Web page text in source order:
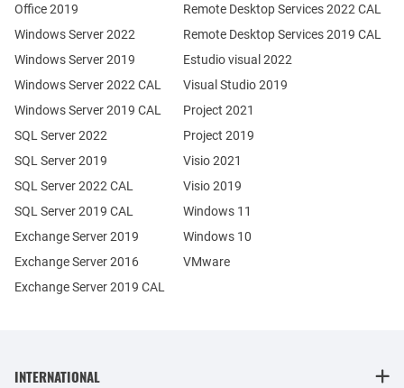
Office 2019
Windows Server 2022
Windows Server 2019
Exchange Server 2019
Exchange Server 2016
SQL Server 2022
SQL Server 2019
Windows Server 2022 CAL
Windows Server 2019 CAL
SQL Server 2022 CAL
SQL Server 2019 CAL
Remote Desktop Services 2022 CAL
Remote Desktop Services 2019 CAL
Exchange Server 2019 CAL
Estudio visual 2022
Visual Studio 2019
Project 2021
Project 2019
Visio 2021
Visio 2019
Windows 11
Windows 10
VMware
INTERNATIONAL